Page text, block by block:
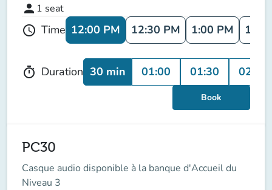
person 1 seat
schedule Time 12:00 PM 12:30 PM 1:00 PM 1:30
timer Duration 30 min 01:00 01:30 02:00
Book
PC30
Casque audio disponible à la banque d'Accueil du
Niveau 3